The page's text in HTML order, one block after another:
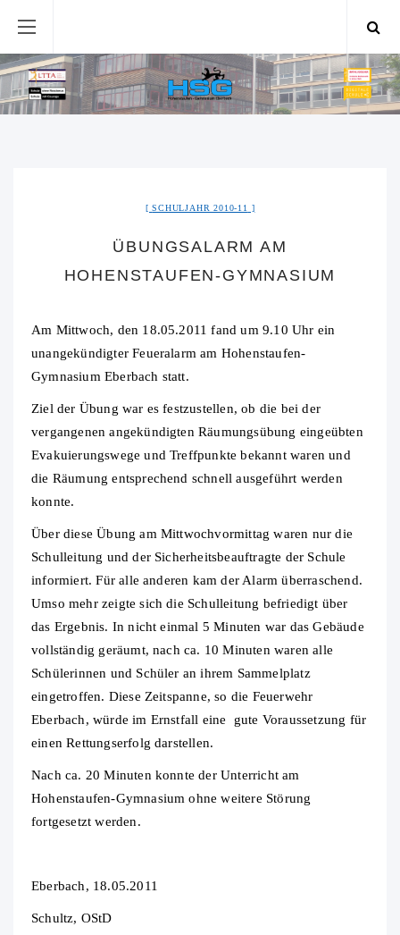
SCHULJAHR 2010-11
ÜBUNGSALARM AM
HOHENSTAUFEN-GYMNASIUM
Am Mittwoch, den 18.05.2011 fand um 9.10 Uhr ein
unangekündigter Feueralarm am Hohenstaufen-
Gymnasium Eberbach statt.
Ziel der Übung war es festzustellen, ob die bei der
vergangenen angekündigten Räumungsübung eingeübten
Evakuierungswege und Treffpunkte bekannt waren und
die Räumung entsprechend schnell ausgeführt werden
konnte.
Über diese Übung am Mittwochvormittag waren nur die
Schulleitung und der Sicherheitsbeauftragte der Schule
informiert. Für alle anderen kam der Alarm überraschend.
Umso mehr zeigte sich die Schulleitung befriedigt über
das Ergebnis. In nicht einmal 5 Minuten war das Gebäude
vollständig geräumt, nach ca. 10 Minuten waren alle
Schülerinnen und Schüler an ihrem Sammelplatz
eingetroffen. Diese Zeitspanne, so die Feuerwehr
Eberbach, würde im Ernstfall eine gute Voraussetzung für
einen Rettungserfolg darstellen.
Nach ca. 20 Minuten konnte der Unterricht am
Hohenstaufen-Gymnasium ohne weitere Störung
fortgesetzt werden.
Eberbach, 18.05.2011
Schultz, OStD